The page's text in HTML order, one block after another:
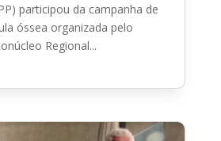
participou da campanha de
óssea organizada pelo
Regional...